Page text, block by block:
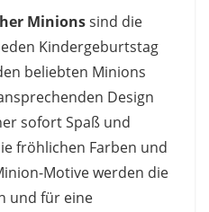
Minionssind die
Kindergeburtstag
beliebten Minions
Design
sofort Spaß und
fröhlichen Farben und
Motive werden die
und für eine